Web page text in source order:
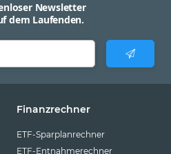
Newsletter
dem Laufenden.
Finanzrechner
ETF-Sparplanrechner
ETF-Entnahmerechner